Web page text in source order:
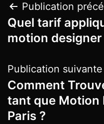
Publication
Quel tarif
motion
Publication suivante
Comment
tant que Motion
Paris ?